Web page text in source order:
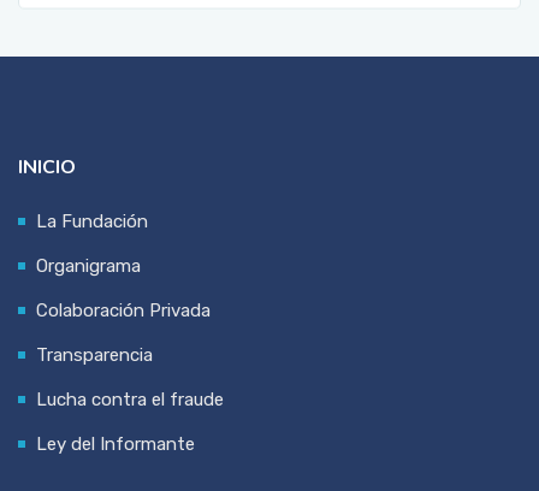
INICIO
La Fundación
Organigrama
Colaboración Privada
Transparencia
Lucha contra el fraude
Ley del Informante